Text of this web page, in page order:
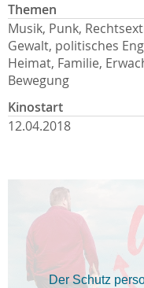
Themen
Musik, Punk,
Gewalt, politisches
Heimat, Familie,
Bewegung
Kinostart
12.04.2018
Der Schutz